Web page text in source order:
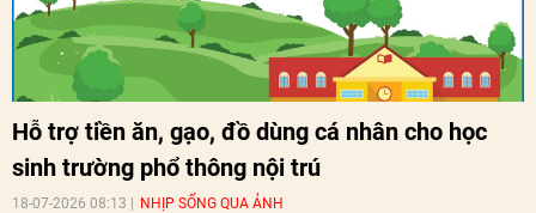
Hỗ trợ tiền ăn, gạo, đồ dùng cá nhân cho học
sinh trường phổ thông nội trú
18-07-2026 08:13 NHỊP SỐNG QUA ẢNH